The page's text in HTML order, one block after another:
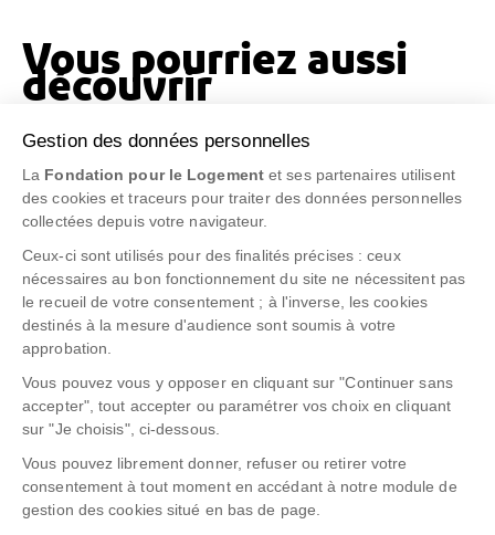
Gestion des données personnelles
La Fondation pour le Logementet ses partenaires utilisent
des cookies et traceurs pour traiter des données personnelles
collectées depuis votre navigateur.
Ceux-ci sont utilisés pour des finalités précises : ceux
nécessaires au bon fonctionnement du site ne nécessitent pas
le recueil de votre consentement ; à l'inverse, les cookies
destinés à la mesure d'audience sont soumis à votre
approbation.
Vous pouvez vous y opposer en cliquant sur "Continuer sans
accepter", tout accepter ou paramétrer vos choix en cliquant
sur "Je choisis", ci-dessous.
Vous pouvez librement donner, refuser ou retirer votre
consentement à tout moment en accédant à notre module de
gestion des cookies situé en bas de page.
Vous pourriez aussi
découvrir
La construction, un métier de femmes
5 mai 2021
Une formation en ligne sur l’Analyse participative des
11 mars 2024
Un village népalais déplacé et reconstruit
1 juin 2022
Formulaire de contact